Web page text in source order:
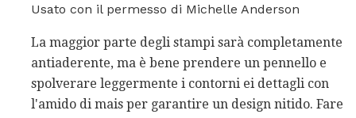
Usato con il permesso di Michelle Anderson
La maggior parte degli stampi sarà completamente
antiaderente, ma è bene prendere un pennello e
spolverare leggermente i contorni ei dettagli con
l'amido di mais per garantire un design nitido. Fare